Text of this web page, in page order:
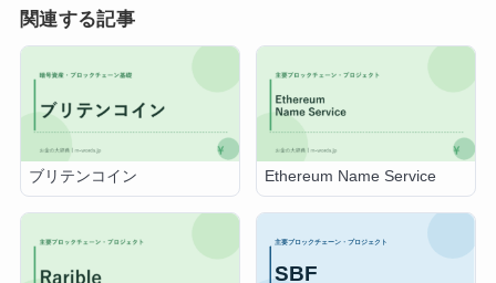
関連する記事
ブリテンコイン Ethereum Name Service